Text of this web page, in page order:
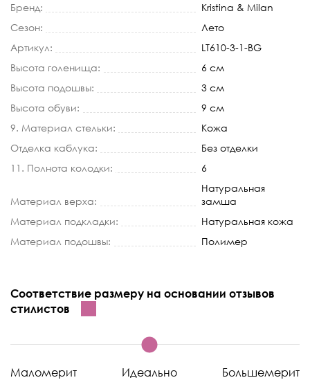
Бренд:
Kristina & Milan
Сезон:
Лето
Артикул:
LT610-3-1-BG
Высота голенища:
6 см
Высота подошвы:
3 см
Высота обуви:
9 см
9. Материал стельки:
Кожа
Отделка каблука:
Без отделки
11. Полнота колодки:
6
Материал верха:
Натуральная
замша
Материал подкладки:
Натуральная кожа
Материал подошвы:
Полимер
Соответствие размеру на основании отзывов
стилистов
Маломерит Идеально Большемерит